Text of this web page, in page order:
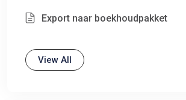
Export naar boekhoudpakket
View All